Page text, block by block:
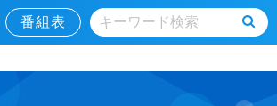
番組表